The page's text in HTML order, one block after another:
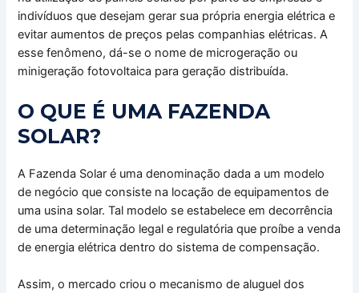
indivíduos que desejam gerar sua própria energia elétrica e
evitar aumentos de preços pelas companhias elétricas. A
esse fenômeno, dá-se o nome de microgeração ou
minigeração fotovoltaica para geração distribuída.
O QUE É UMA FAZENDA
SOLAR?
A Fazenda Solar é uma denominação dada a um modelo
de negócio que consiste na locação de equipamentos de
uma usina solar. Tal modelo se estabelece em decorrência
de uma determinação legal e regulatória que proíbe a venda
de energia elétrica dentro do sistema de compensação.
Assim, o mercado criou o mecanismo de aluguel dos